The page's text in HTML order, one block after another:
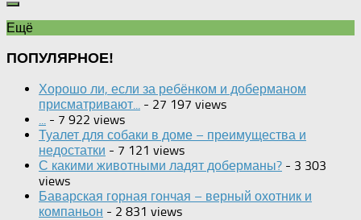
Ещё
ПОПУЛЯРНОЕ!
Хорошо ли, если за ребёнком и доберманом
присматривают...
- 27 197 views
- 7 922 views
Туалет для собаки в доме – преимущества и
недостатки - 7 121 views
С какими животными ладят доберманы? - 3 303
views
Баварская горная гончая – верный охотник и
компаньон - 2 831 views